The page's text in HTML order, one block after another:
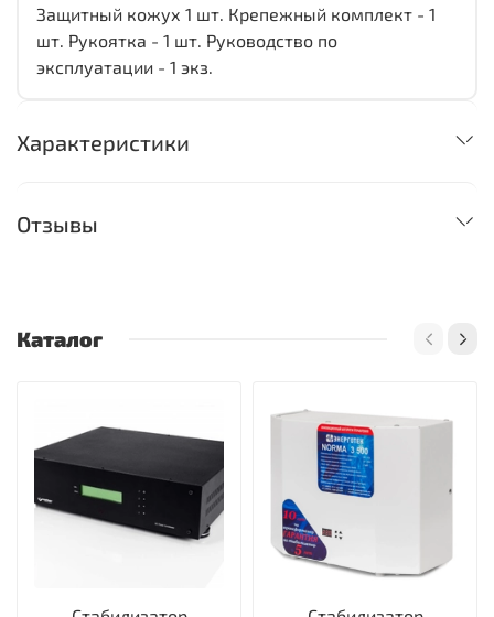
Защитный кожух 1 шт. Крепежный комплект - 1
шт. Рукоятка - 1 шт. Руководство по
эксплуатации - 1 экз.
Характеристики
Отзывы
Каталог